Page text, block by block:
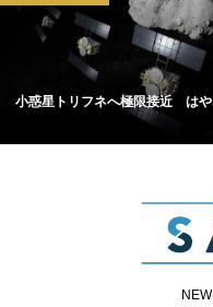
小惑星トリフネへ極限接近 はや